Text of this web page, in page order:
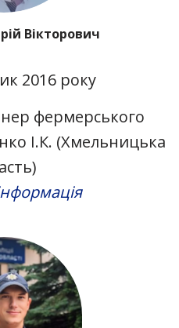
Вікторович
2016 року
фермерського
І.К. (Хмельницька